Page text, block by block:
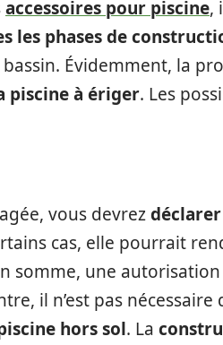
accessoires pour piscine,
les phases de
Évidemment, la
piscine à ériger. Les
vous devrez
cas, elle pourrait
somme, une
il n’est pas
hors sol. La